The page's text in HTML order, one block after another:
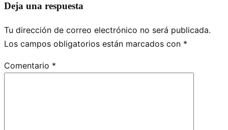
Deja una respuesta
Tu dirección de correo electrónico no será publicada.
Los campos obligatorios están marcados con *
Comentario *